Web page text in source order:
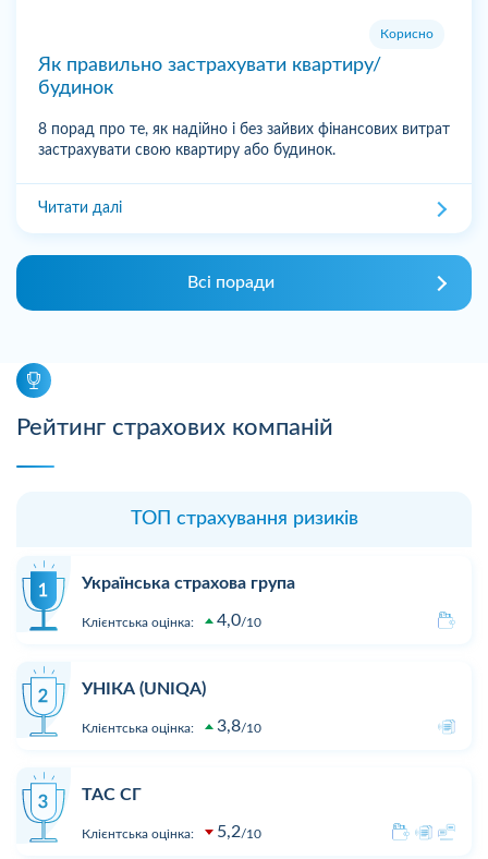
Корисно
Як правильно застрахувати квартиру/
будинок
8 порад про те, як надійно і без зайвих фінансових витрат
застрахувати свою квартиру або будинок.
Читати далі
Всі поради
Рейтинг страхових компаній
ТОП страхування ризиків
Українська страхова група
Клієнтська оцінка: 4,0 10
УНІКА (UNIQA)
Клієнтська оцінка: 3,8 10
ТАС СГ
Клієнтська оцінка: 5,2 10